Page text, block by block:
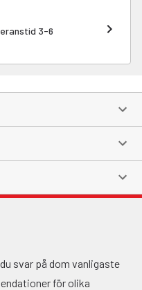
3-6
svar på dom vanligaste
för olika